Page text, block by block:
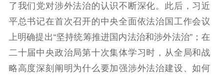
公共服务
新时代公民素养
提升资源库
新闻出版
政务服务
作品著作权
登记服务
科研创新
服务管理平台
智库服务
管理平台
文艺创作
服务管理
了我们党对涉外法治的认识不断深化。此后，习近
平总书记在首次召开的中央全面依法治国工作会议
上明确提出“坚持统筹推进国内法治和涉外法治”；在
二十届中央政治局第十次集体学习时，从全局和战
略高度深刻阐明为什么要加强涉外法治建设、如何